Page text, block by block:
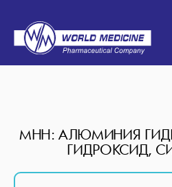
МНН: АЛЮМИНИЯ
ГИДРОКСИД,